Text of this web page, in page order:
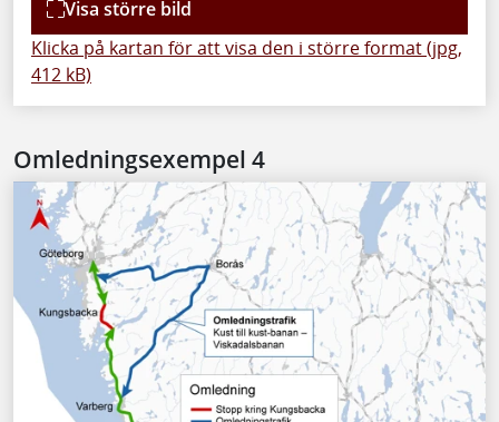
Klicka på kartan för att visa den i större format (jpg,
412 kB)
Visa större bild
Omledningsexempel 4